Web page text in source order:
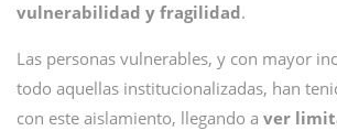
vulnerabilidad y fragilidad.
Las personas vulnerables, y con mayor
todo aquellas institucionalizadas, han
con este aislamiento, llegando a ver